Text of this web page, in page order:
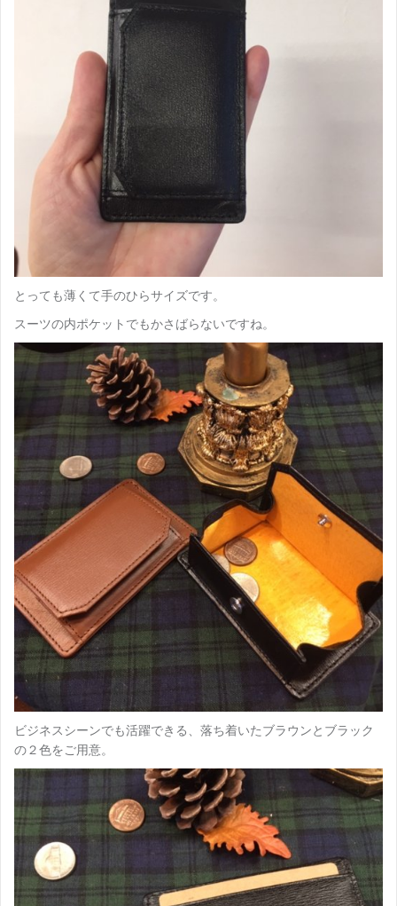
とっても薄くて手のひらサイズです。
スーツの内ポケットでもかさばらないですね。
ビジネスシーンでも活躍できる、落ち着いたブラウンとブラック
の２色をご用意。